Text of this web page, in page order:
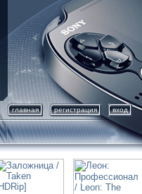
главная регистрация вход